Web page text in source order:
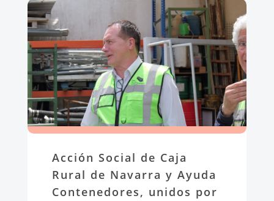
Acción Social de Caja
Rural de Navarra y Ayuda
Contenedores, unidos por